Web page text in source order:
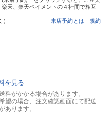
天、楽天ペイメントの４社間で相互
来店予約とは ｜ 規約
を見る
がかかる場合があります。
望の場合、注文確認画面にて配送
あります。